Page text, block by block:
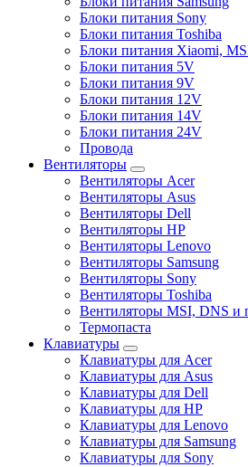
Блоки питания Sony
Блоки питания Toshiba
Блоки питания Xiaomi,
Блоки питания 5V
Блоки питания 9V
Блоки питания 12V
Блоки питания 14V
Блоки питания 24V
Провода
Вентиляторы
Вентиляторы Acer
Вентиляторы Asus
Вентиляторы Dell
Вентиляторы HP
Вентиляторы Lenovo
Вентиляторы Samsung
Вентиляторы Sony
Вентиляторы Toshiba
Вентиляторы MSI, DNS и
Термопаста
Клавиатуры
Клавиатуры для Acer
Клавиатуры для Asus
Клавиатуры для Dell
Клавиатуры для HP
Клавиатуры для Lenovo
Клавиатуры для Samsung
Клавиатуры для Sony